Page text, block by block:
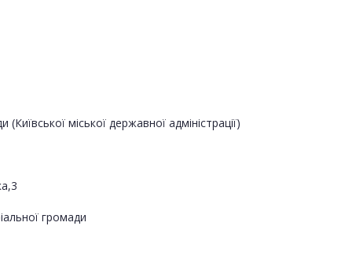
міської державної адміністрації)
громади